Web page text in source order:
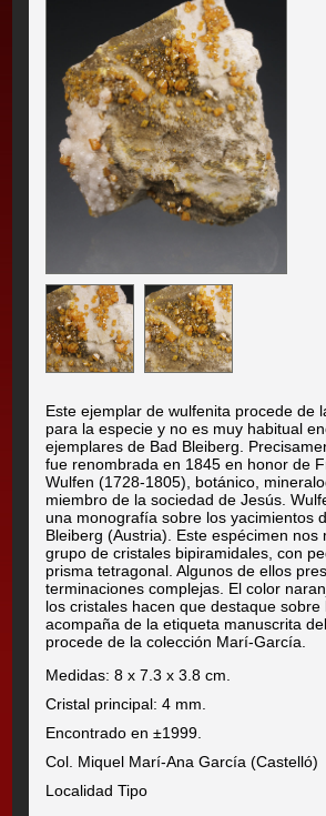
Este ejemplar de wulfenita procede de
para la especie y no es muy habitual
ejemplares de Bad Bleiberg.
fue renombrada en 1845 en honor de
Wulfen (1728-1805), botánico,
miembro de la sociedad de Jesús.
una monografía sobre los yacimientos
Bleiberg (Austria). Este espécimen nos
grupo de cristales bipiramidales, con
prisma tetragonal. Algunos de ellos
terminaciones complejas. El color
los cristales hacen que destaque sobre
acompaña de la etiqueta manuscrita
procede de la colección Marí-García.
Medidas: 8 x 7.3 x 3.8 cm.
Cristal principal: 4 mm.
Encontrado en ±1999.
Col. Miquel Marí-Ana García (Castelló)
Localidad Tipo